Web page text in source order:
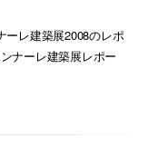
ーレ建築展2008のレポ
ナーレ建築展レポー